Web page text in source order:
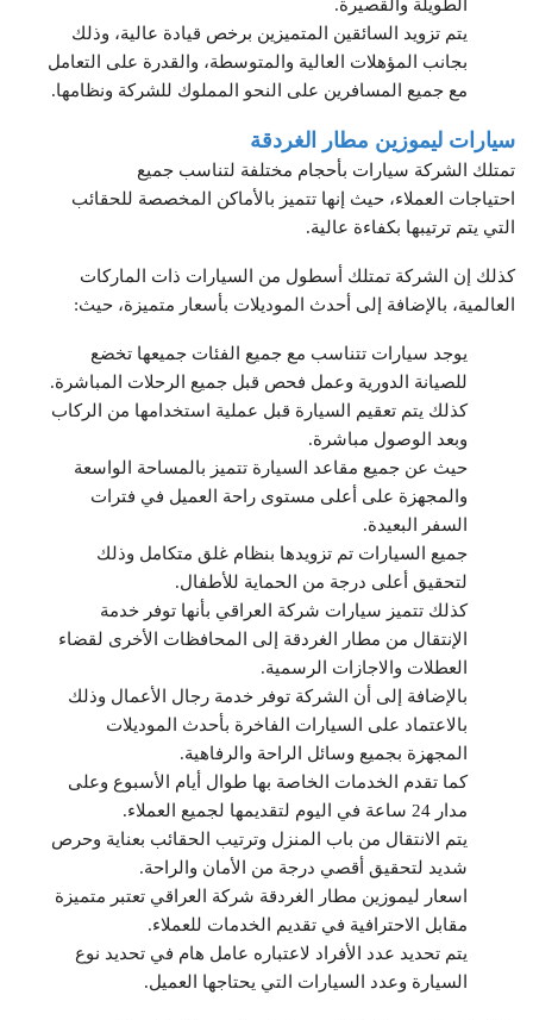
الطويلة والقصيرة.
يتم تزويد السائقين المتميزين برخص قيادة عالية، وذلك
بجانب المؤهلات العالية والمتوسطة، والقدرة على التعامل
مع جميع المسافرين على النحو المملوك للشركة ونظامها.
سيارات ليموزين مطار الغردقة
تمتلك الشركة سيارات بأحجام مختلفة لتناسب جميع
احتياجات العملاء، حيث إنها تتميز بالأماكن المخصصة للحقائب
التي يتم ترتيبها بكفاءة عالية.
كذلك إن الشركة تمتلك أسطول من السيارات ذات الماركات
العالمية، بالإضافة إلى أحدث الموديلات بأسعار متميزة، حيث:
يوجد سيارات تتناسب مع جميع الفئات جميعها تخضع
للصيانة الدورية وعمل فحص قبل جميع الرحلات المباشرة.
كذلك يتم تعقيم السيارة قبل عملية استخدامها من الركاب
وبعد الوصول مباشرة.
حيث عن جميع مقاعد السيارة تتميز بالمساحة الواسعة
والمجهزة على أعلى مستوى راحة العميل في فترات
السفر البعيدة.
جميع السيارات تم تزويدها بنظام غلق متكامل وذلك
لتحقيق أعلى درجة من الحماية للأطفال.
كذلك تتميز سيارات شركة العراقي بأنها توفر خدمة
الإنتقال من مطار الغردقة إلى المحافظات الأخرى لقضاء
العطلات والاجازات الرسمية.
بالإضافة إلى أن الشركة توفر خدمة رجال الأعمال وذلك
بالاعتماد على السيارات الفاخرة بأحدث الموديلات
المجهزة بجميع وسائل الراحة والرفاهية.
كما تقدم الخدمات الخاصة بها طوال أيام الأسبوع وعلى
مدار 24 ساعة في اليوم لتقديمها لجميع العملاء.
يتم الانتقال من باب المنزل وترتيب الحقائب بعناية وحرص
شديد لتحقيق أقصي درجة من الأمان والراحة.
اسعار ليموزين مطار الغردقة شركة العراقي تعتبر متميزة
مقابل الاحترافية في تقديم الخدمات للعملاء.
يتم تحديد عدد الأفراد لاعتباره عامل هام في تحديد نوع
السيارة وعدد السيارات التي يحتاجها العميل.